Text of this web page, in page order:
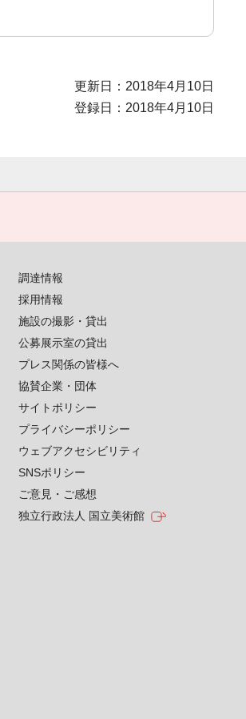
更新日：2018年4月10日
登録日：2018年4月10日
調達情報
採用情報
施設の撮影・貸出
公募展示室の貸出
プレス関係の皆様へ
協賛企業・団体
サイトポリシー
プライバシーポリシー
ウェブアクセシビリティ
SNSポリシー
ご意見・ご感想
独立行政法人 国立美術館